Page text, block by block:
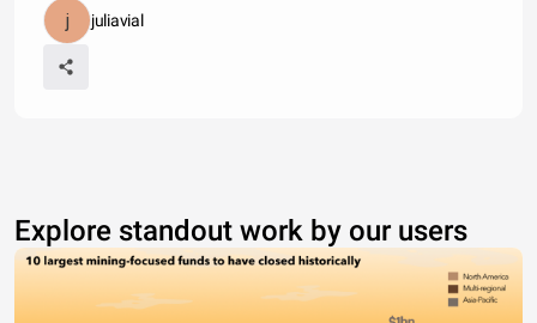
juliavial
Explore standout work by our users